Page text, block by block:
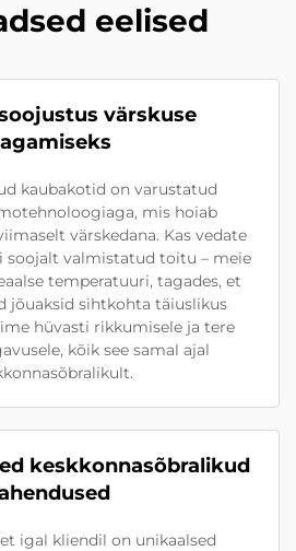
eelised
värskuse
kaubakotid on varustatud
mis hoiab
värskedana. Kas vedate
soojalt valmistatud toitu – meie
temperatuuri, tagades, et
jõuaksid sihtkohta täiuslikus
hüvasti rikkumisele ja tere
kõik see samal ajal
keskkonnasõbralikud
igal kliendil on unikaalsed